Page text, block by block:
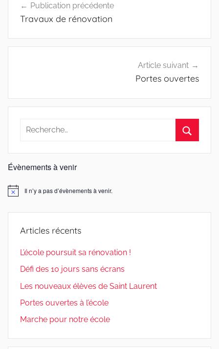
de
Publication précédente
Travaux de rénovation
Article suivant
Portes ouvertes
Recherche
:
Évènements à venir
Notice Il n’y a pas d’évènements à venir.
Articles récents
L’école poursuit sa rénovation !
Défi des 10 jours sans écrans
Les nouveaux élèves de Saint Laurent
Portes ouvertes à l’école
Marche pour notre école